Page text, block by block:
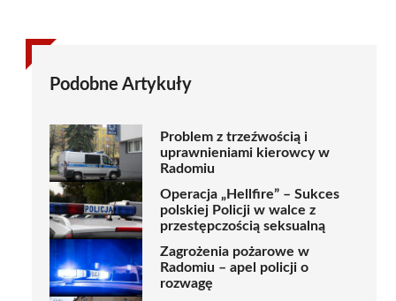
Podobne Artykuły
Problem z trzeźwością i
uprawnieniami kierowcy w
Radomiu
Operacja „Hellfire” – Sukces
polskiej Policji w walce z
przestępczością seksualną
Zagrożenia pożarowe w
Radomiu – apel policji o
rozwagę